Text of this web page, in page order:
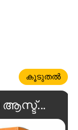
കൂടുതൽ
ധ്രുവ ആസ്ട്രോ സോഫ്റ്റ്‌വെയർ